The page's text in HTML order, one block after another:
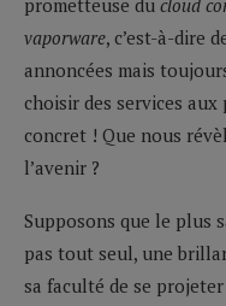
vaporware, c’est-à-dire
annoncées mais
choisir des services aux
concret ! Que nous
l’avenir ?
Supposons que le plus
pas tout seul, une
sa faculté de se